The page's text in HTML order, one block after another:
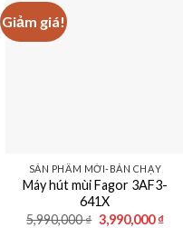
Giảm giá!
SẢN PHẨM MỚI-BÁN CHẠY
Máy hút mùi Fagor 3AF3-
641X
5,990,000₫ Giá
3,990,000₫Giá